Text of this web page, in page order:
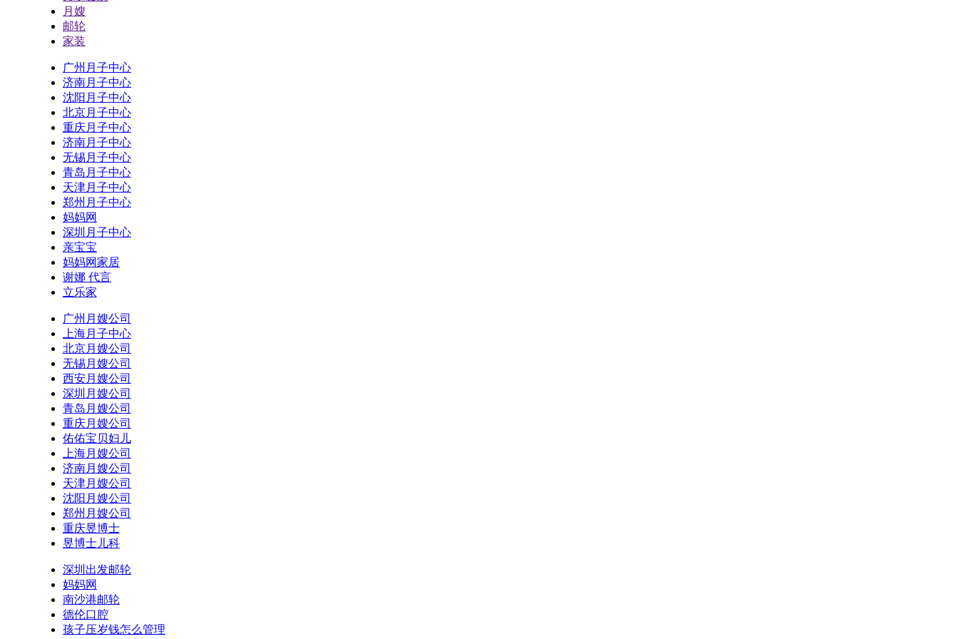
月嫂
邮轮
家装
广州月子中心
济南月子中心
沈阳月子中心
北京月子中心
重庆月子中心
济南月子中心
无锡月子中心
青岛月子中心
天津月子中心
郑州月子中心
妈妈网
深圳月子中心
亲宝宝
妈妈网家居
谢娜 代言
立乐家
广州月嫂公司
上海月子中心
北京月嫂公司
无锡月嫂公司
西安月嫂公司
深圳月嫂公司
青岛月嫂公司
重庆月嫂公司
佑佑宝贝妇儿
上海月嫂公司
济南月嫂公司
天津月嫂公司
沈阳月嫂公司
郑州月嫂公司
重庆昱博士
昱博士儿科
深圳出发邮轮
妈妈网
南沙港邮轮
德伦口腔
孩子压岁钱怎么管理